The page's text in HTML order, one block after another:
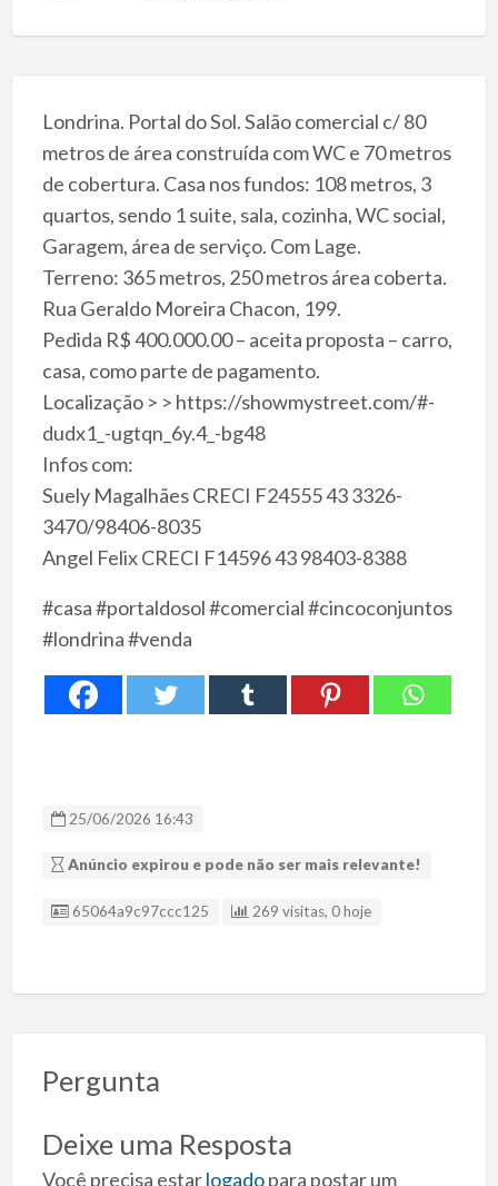
Londrina. Portal do Sol. Salão comercial c/ 80
metros de área construída com WC e 70 metros
de cobertura. Casa nos fundos: 108 metros, 3
quartos, sendo 1 suite, sala, cozinha, WC social,
Garagem, área de serviço. Com Lage.
Terreno: 365 metros, 250 metros área coberta.
Rua Geraldo Moreira Chacon, 199.
Pedida R$ 400.000.00 – aceita proposta – carro,
casa, como parte de pagamento.
Localização > > https://showmystreet.com/#-
dudx1_-ugtqn_6y.4_-bg48
Infos com:
Suely Magalhães CRECI F24555 43 3326-
3470/98406-8035
Angel Felix CRECI F14596 43 98403-8388
#casa #portaldosol #comercial #cincoconjuntos
#londrina #venda
25/06/2026 16:43
Anúncio expirou e pode não ser mais relevante!
ID Anúncio
65064a9c97ccc125 269 visitas, 0 hoje
Pergunta
Deixe uma Resposta
Você precisa estarlogadopara postar um